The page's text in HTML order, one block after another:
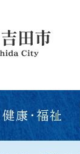
健康・福祉